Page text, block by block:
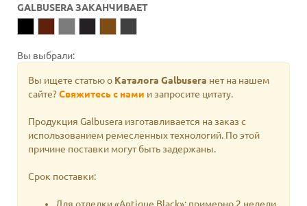
GALBUSERA ЗАКАНЧИВАЕТ
Вы выбрали:
Вы ищете статью о Каталога Galbusera нет на нашем
сайте?Свяжитесь с нами и запросите цитату.
Продукция Galbusera изготавливается на заказ с
использованием ремесленных технологий. По этой
причине поставки могут быть задержаны.
Срок поставки: